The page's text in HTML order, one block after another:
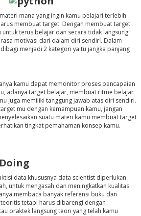
mana yang ingin kamu pelajari terlebih
membuat target. Dengan membuat target
terus belajar dan secara tidak langsung
motivasi dari dalam diri sendiri. Dalam
menjadi 2 kategori yaitu jangka panjang
kamu dapat memonitor proses pencapaian
adanya target belajar, membuat ritme belajar
juga memiliki tanggung jawab atas diri sendiri.
mu dengan kemampuan kamu, jangan
suatu materi kamu membuat target
tingkat pemahaman konsep kamu.
data khususnya data scientist diperlukan
untuk mengasah dan meningkatkan kualitas
membaca banyak referensi buku dan
tetapi harus dibarengi dengan
praktek langsung teori yang telah kamu